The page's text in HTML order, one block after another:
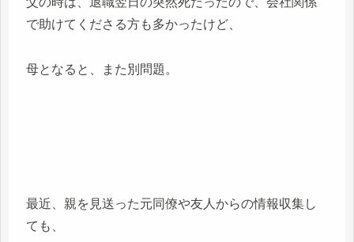
で助けてくださる方も多かったけど、
母となると、また別問題。
最近、親を見送った元同僚や友人からの情報収集し
ても、